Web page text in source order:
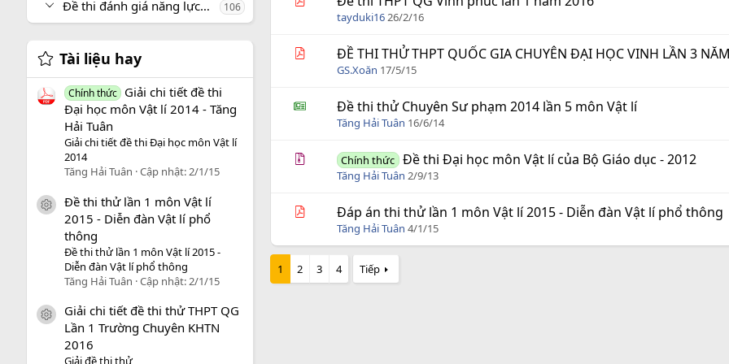
Đề thi đánh giá năng lực, tư duy 106
Tài liệu hay
Chính thức Giải chi tiết đề thi
Đại học môn Vật lí 2014 - Tăng
Hải Tuân
Giải chi tiết đề thi Đại học môn Vật lí
2014
Tăng Hải Tuân Cập nhật:2/1/15
icon tài liệu
Đề thi thử lần 1 môn Vật lí
2015 - Diễn đàn Vật lí phổ
thông
Đề thi thử lần 1 môn Vật lí 2015 -
Diễn đàn Vật lí phổ thông
Tăng Hải Tuân Cập nhật:2/1/15
icon tài liệu
Giải chi tiết đề thi thử THPT QG
Lần 1 Trường Chuyên KHTN
2016
Giải đề thi thử
tayduki1626/2/16
ĐỀ THI THỬ THPT QUỐC GIA CHUYÊN ĐẠI HỌC VINH LẦN 3
GS.Xoăn 17/5/15
Đề thi thử Chuyên Sư phạm 2014 lần 5 môn Vật lí
Tăng Hải Tuân 16/6/14
Chính thức Đề thi Đại học môn Vật lí của Bộ Giáo dục - 2012
Tăng Hải Tuân 2/9/13
Đáp án thi thử lần 1 môn Vật lí 2015 - Diễn đàn Vật lí phổ thông
Tăng Hải Tuân 4/1/15
1 2 3 4 Tiếp